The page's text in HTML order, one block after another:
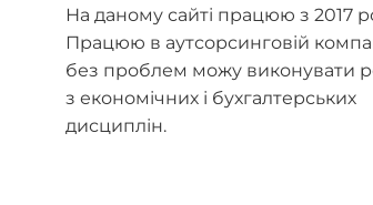
На даному сайті працюю з 2017
Працюю в аутсорсинговій
без проблем можу виконувати
з економічних і бухгалтерських
дисциплін.